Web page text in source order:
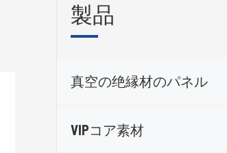
製品
真空の绝縁材のパネル
VIPコア素材